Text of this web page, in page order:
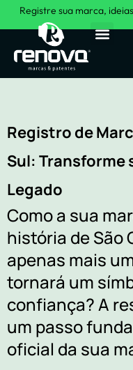
Registre sua marca,
Registro de
Sul: Transforme
Legado
Como a sua
história de São
apenas mais
tornará um
confiança? A
um passo
oficial da sua